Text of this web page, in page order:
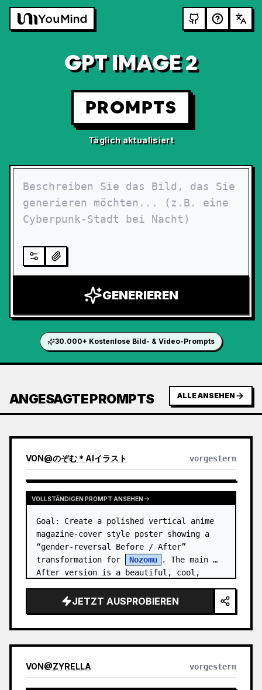
GPT IMAGE 2
PROMPTS
Täglich aktualisiert
GENERIEREN
30.000+ Kostenlose Bild- & Video-Prompts
ANGESAGTE PROMPTS ALLE ANSEHEN
VON@のぞむ＊AIイラスト vorgestern
VOLLSTÄNDIGEN PROMPT ANSEHEN
Goal: Create a polished vertical anime
magazine-cover style poster showing a
“gender-reversal Before / After”
transformation for
Nozomu
. The main
After version is a beautiful, cool,
JETZT AUSPROBIEREN
VON@ZYRELLA vorgestern